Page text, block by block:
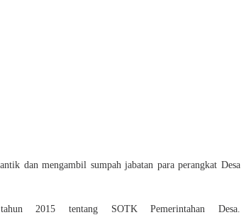
dan mengambil sumpah jabatan para perangkat Desa
2015 tentang SOTK Pemerintahan Desa.